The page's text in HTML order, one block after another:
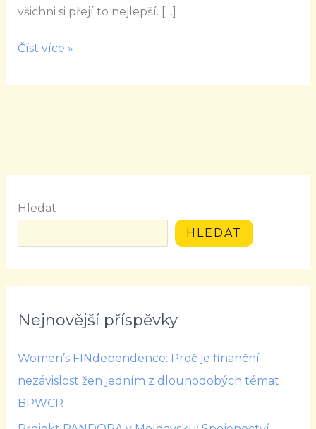
všichni si přejí to nejlepší. […]
Číst více »
Hledat
HLEDAT
Nejnovější příspěvky
Women’s FINdependence: Proč je finanční
nezávislost žen jedním z dlouhodobých témat
BPWCR